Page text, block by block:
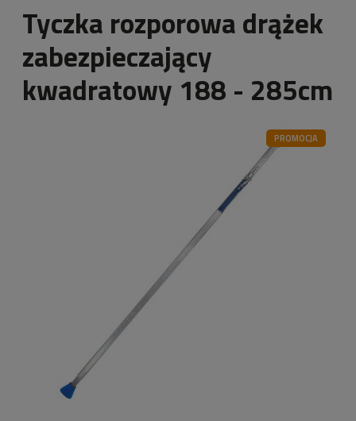
Tyczka rozporowa drążek
zabezpieczający
kwadratowy 188 - 285cm
PROMOCJA